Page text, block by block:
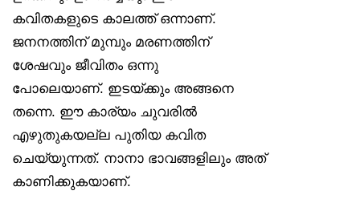
കവിതകളുടെ കാലത്ത് ഒന്നാണ്.
ജനനത്തിന് മുമ്പും മരണത്തിന്
ശേഷവും ജീവിതം ഒന്നു
പോലെയാണ്. ഇടയ്ക്കും അങ്ങനെ
തന്നെ. ഈ കാര്യം ചുവരിൽ
എഴുതുകയല്ല പുതിയ കവിത
ചെയ്യുന്നത്. നാനാ ഭാവങ്ങളിലും അത്
കാണിക്കുകയാണ്.